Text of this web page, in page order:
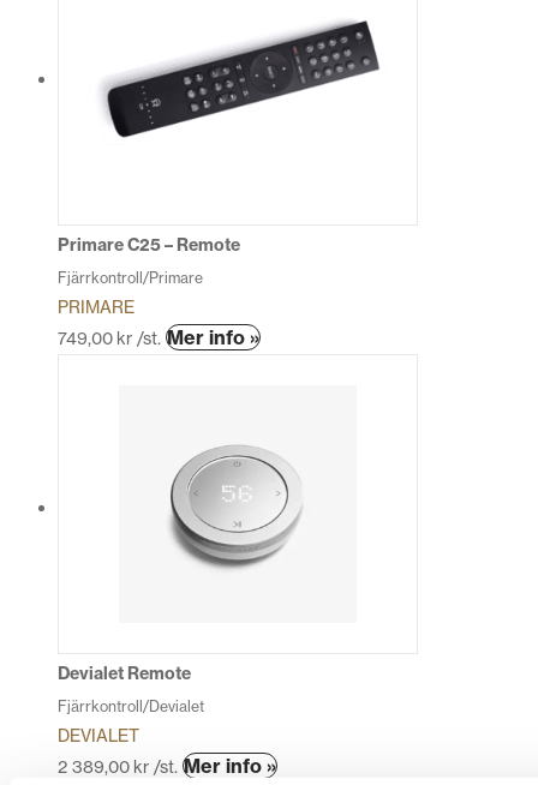
Primare C25 – Remote
Fjärrkontroll/Primare
PRIMARE
749,00 kr /st. Mer info »
Devialet Remote
Fjärrkontroll/Devialet
DEVIALET
2 389,00 kr /st. Mer info »Den